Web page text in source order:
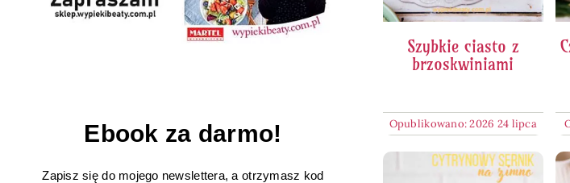
Ebook za darmo!
Zapisz się do mojego newslettera, a otrzymasz kod
Szybkie ciasto z
brzoskwiniami
Opublikowano: 2026 24 lipca